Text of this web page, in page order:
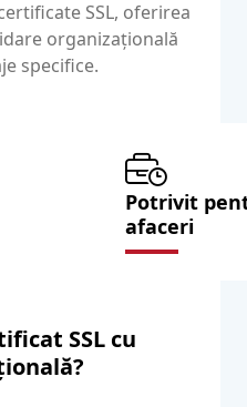
SSL, oferirea
organizațională
specifice.
Potrivit
afaceri
SSL cu